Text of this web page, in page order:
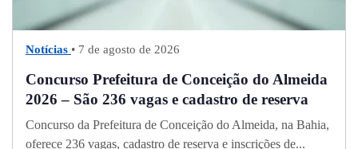
Notícias • 7 de agosto de 2026
Concurso Prefeitura de Conceição do Almeida
2026 – São 236 vagas e cadastro de reserva
Concurso da Prefeitura de Conceição do Almeida, na Bahia,
oferece 236 vagas, cadastro de reserva e inscrições de...